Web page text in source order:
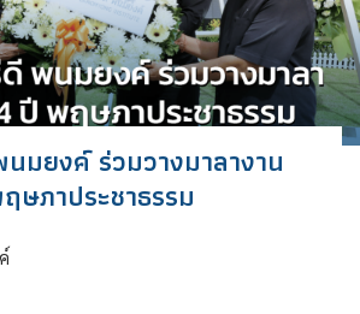
ม​ยงค์ ร่วมวางมาลางาน​
ษภา​ประชา​ธรรม​